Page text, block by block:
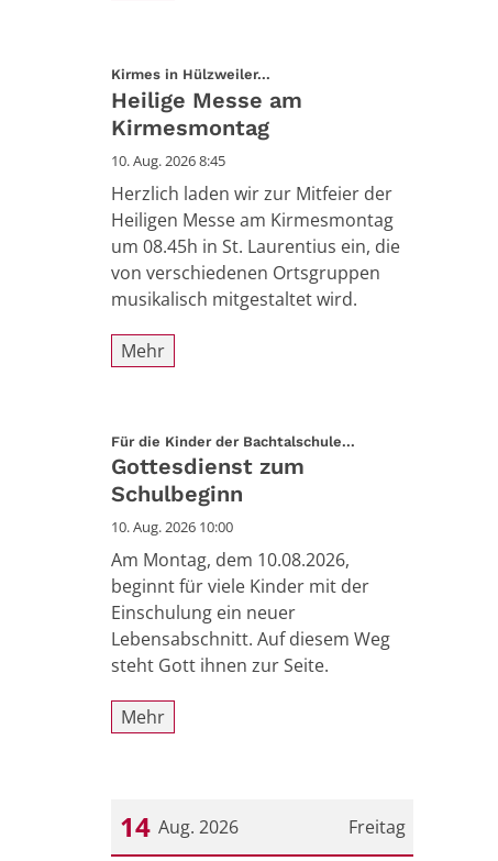
Kirmes in Hülzweiler...
Heilige Messe am
Kirmesmontag
10. Aug. 2026 8:45
Herzlich laden wir zur Mitfeier der
Heiligen Messe am Kirmesmontag
um 08.45h in St. Laurentius ein, die
von verschiedenen Ortsgruppen
musikalisch mitgestaltet wird.
Mehr
Für die Kinder der Bachtalschule...
Gottesdienst zum
Schulbeginn
10. Aug. 2026 10:00
Am Montag, dem 10.08.2026,
beginnt für viele Kinder mit der
Einschulung ein neuer
Lebensabschnitt. Auf diesem Weg
steht Gott ihnen zur Seite.
Mehr
Freitag
14 Aug. 2026